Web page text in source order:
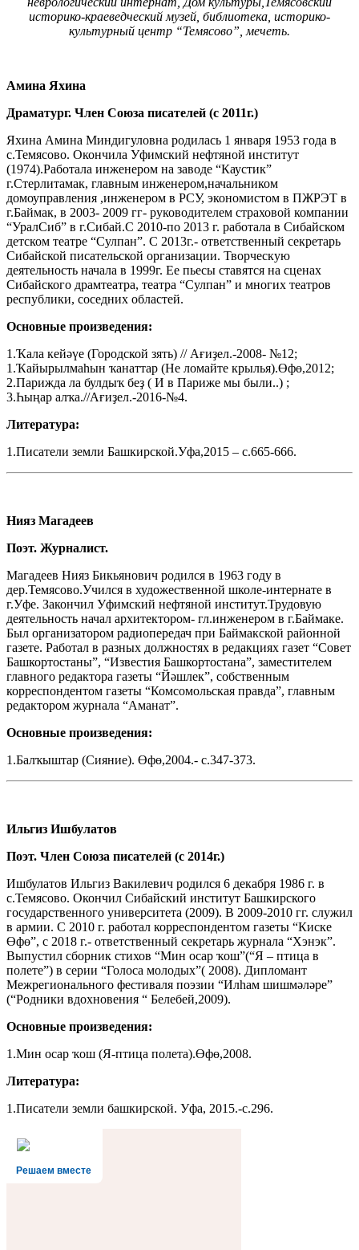
историко-краеведческий музей, библиотека, историко-
культурный центр “Темясово”, мечеть.
Амина Яхина
Драматург. Член Союза писателей (с 2011г.)
Яхина Амина Миндигуловна родилась 1 января 1953 года в
с.Темясово. Окончила Уфимский нефтяной институт
(1974).Работала инженером на заводе “Каустик”
г.Стерлитамак, главным инженером,начальником
домоуправления ,инженером в РСУ, экономистом в ПЖРЭТ в
г.Баймак, в 2003- 2009 гг- руководителем страховой компании
“УралСиб” в г.Сибай.С 2010-по 2013 г. работала в Сибайском
детском театре “Сулпан”. С 2013г.- ответственный секретарь
Сибайской писательской организации. Творческую
деятельность начала в 1999г. Ее пьесы ставятся на сценах
Сибайского драмтеатра, театра “Сулпан” и многих театров
республики, соседних областей.
Основные произведения:
1.Ҡала кейәүе (Городской зять) // Ағиҙел.-2008- №12;
1.Ҡайырылмаһын ҡанаттар (Не ломайте крылья).Өфө,2012;
2.Парижда ла булдыҡ беҙ ( И в Париже мы были..) ;
3.Һыңар алҡа.//Ағиҙел.-2016-№4.
Литература:
1.Писатели земли Башкирской.Уфа,2015 – с.665-666.
Нияз Магадеев
Поэт. Журналист.
Магадеев Нияз Бикьянович родился в 1963 году в
дер.Темясово.Учился в художественной школе-интернате в
г.Уфе. Закончил Уфимский нефтяной институт.Трудовую
деятельность начал архитектором- гл.инженером в г.Баймаке.
Был организатором радиопередач при Баймакской районной
газете. Работал в разных должностях в редакциях газет “Совет
Башкортостаны”, “Известия Башкортостана”, заместителем
главного редактора газеты “Йәшлек”, собственным
корреспондентом газеты “Комсомольская правда”, главным
редактором журнала “Аманат”.
Основные произведения:
1.Балҡыштар (Сияние). Өфө,2004.- с.347-373.
Ильгиз Ишбулатов
Поэт. Член Союза писателей (с 2014г.)
Ишбулатов Ильгиз Вакилевич родился 6 декабря 1986 г. в
с.Темясово. Окончил Сибайский институт Башкирского
государственного университета (2009). В 2009-2010 гг. служил
в армии. С 2010 г. работал корреспондентом газеты “Киске
Өфө”, с 2018 г.- ответственный секретарь журнала “Хэнэк”.
Выпустил сборник стихов “Мин осар ҡош”(“Я – птица в
полете”) в серии “Голоса молодых”( 2008). Дипломант
Межрегионального фестиваля поэзии “Илһам шишмәләре”
(“Родники вдохновения “ Белебей,2009).
Основные произведения:
1.Мин осар ҡош (Я-птица полета).Өфө,2008.
Литература:
1.Писатели земли башкирской. Уфа, 2015.-с.296.
Решаем вместе